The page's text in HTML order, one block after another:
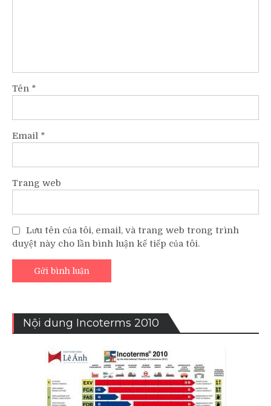
Tên *
Email *
Trang web
Lưu tên của tôi, email, và trang web trong trình
duyệt này cho lần bình luận kế tiếp của tôi.
Nội dung Incoterms 2010